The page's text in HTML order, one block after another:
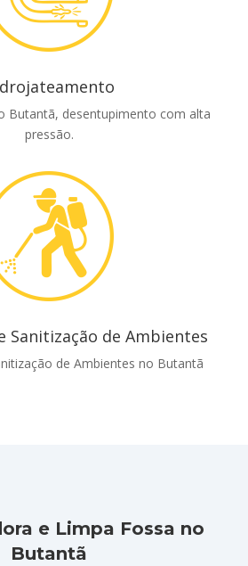
Butantã, desentupimento com alta
pressão.
Sanitização de Ambientes
de Ambientes no Butantã
e Limpa Fossa no
Butantã